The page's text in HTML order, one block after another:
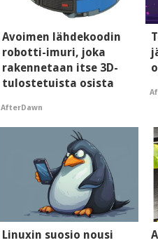
Avoimen lähdekoodin
robotti-imuri, joka
rakennetaan itse 3D-
tulostetuista osista
AfterDawn
Linuxin suosio nousi